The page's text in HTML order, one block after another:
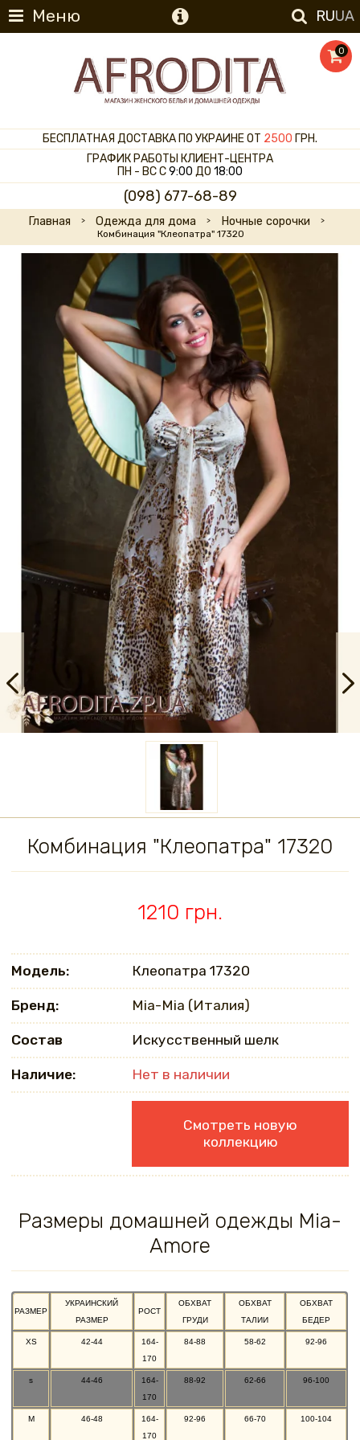
Меню RUUA
0
БЕСПЛАТНАЯ ДОСТАВКА ПО УКРАИНЕ ОТ 2500 ГРН.
ГРАФИК РАБОТЫ КЛИЕНТ-ЦЕНТРА
ПН - ВС С9:00 ДО 18:00
(098) 677-68-89
Главная Одежда для дома Ночные сорочки
Комбинация "Клеопатра" 17320
Комбинация "Клеопатра" 17320
1210 грн.
Модель: Клеопатра 17320
Бренд: Mia-Mia (Италия)
Состав Искусственный шелк
Наличие: Нет в наличии
Смотреть новую
коллекцию
Размеры домашней одежды Mia-
Amore
РАЗМЕР
УКРАИНСКИЙ
РАЗМЕР
РОСТ
ОБХВАТ
ГРУДИ
ОБХВАТ
ТАЛИИ
ОБХВАТ
БЕДЕР
XS 42-44
164-
170
84-88 58-62 92-96
s 44-46
164-
170
88-92 62-66 96-100
M 46-48
164-
170
92-96 66-70 100-104